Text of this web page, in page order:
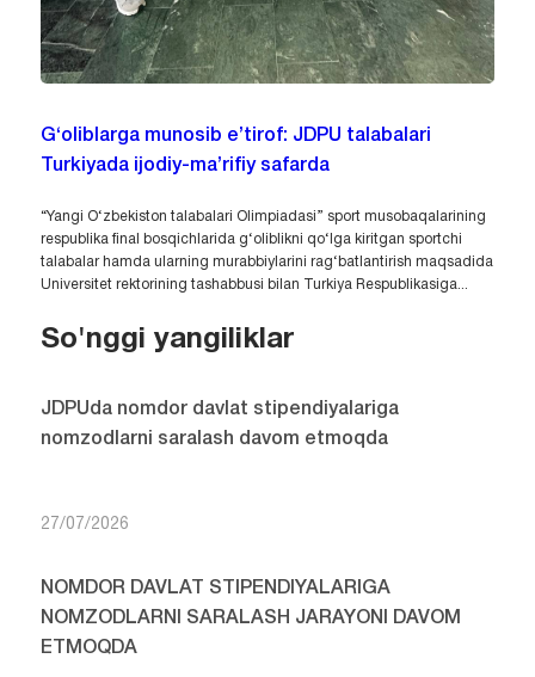
G‘oliblarga munosib e’tirof: JDPU talabalari
Turkiyada ijodiy-ma’rifiy safarda
“Yangi O‘zbekiston talabalari Olimpiadasi” sport musobaqalarining
respublika final bosqichlarida g‘oliblikni qo‘lga kiritgan sportchi
talabalar hamda ularning murabbiylarini rag‘batlantirish maqsadida
Universitet rektorining tashabbusi bilan Turkiya Respublikasiga...
So'nggi yangiliklar
JDPUda nomdor davlat stipendiyalariga
nomzodlarni saralash davom etmoqda
27/07/2026
NOMDOR DAVLAT STIPENDIYALARIGA
NOMZODLARNI SARALASH JARAYONI DAVOM
ETMOQDA